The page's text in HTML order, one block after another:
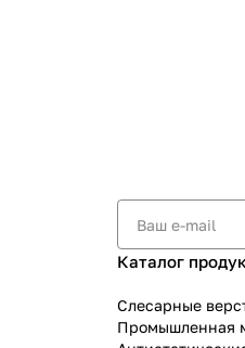
Каталог
Слесарные
Промышленная